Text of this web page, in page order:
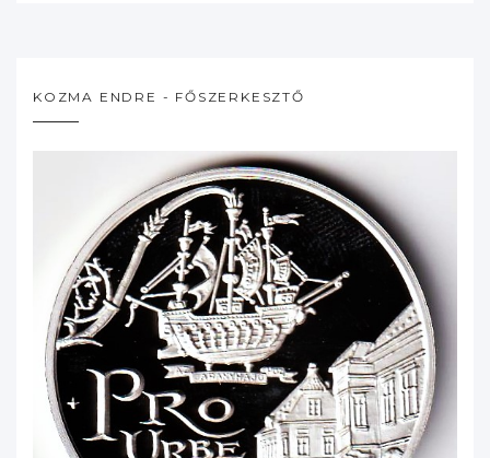
KOZMA ENDRE - FŐSZERKESZTŐ